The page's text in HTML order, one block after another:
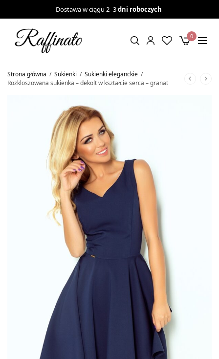
Dostawa w ciągu 2- 3dni roboczych
0
Strona główna / Sukienki / Sukienki eleganckie /
Rozkloszowana sukienka – dekolt w kształcie serca – granat